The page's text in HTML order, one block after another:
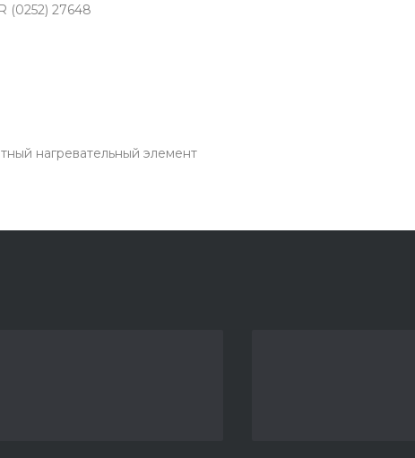
(0252) 27648
нагревательный элемент